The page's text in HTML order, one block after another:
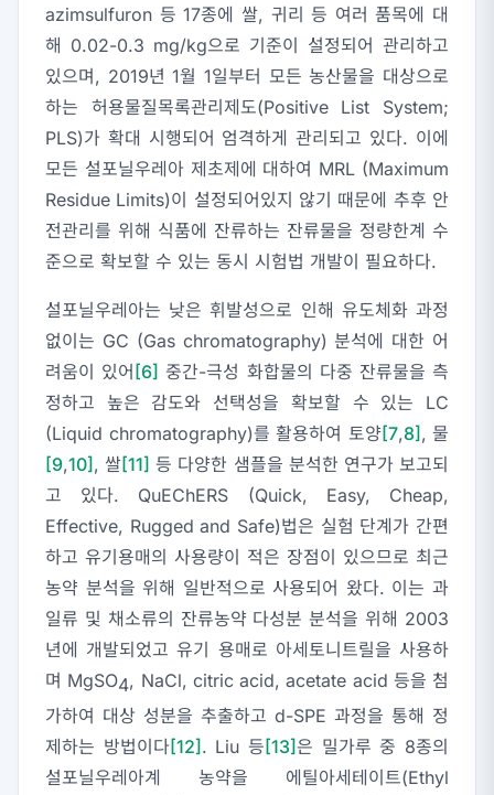
azimsulfuron 등 17종에 쌀, 귀리 등 여러 품목에 대
해 0.02-0.3 mg/kg으로 기준이 설정되어 관리하고
있으며, 2019년 1월 1일부터 모든 농산물을 대상으로
하는 허용물질목록관리제도(Positive List System;
PLS)가 확대 시행되어 엄격하게 관리되고 있다. 이에
모든 설포닐우레아 제초제에 대하여 MRL (Maximum
Residue Limits)이 설정되어있지 않기 때문에 추후 안
전관리를 위해 식품에 잔류하는 잔류물을 정량한계 수
준으로 확보할 수 있는 동시 시험법 개발이 필요하다.
설포닐우레아는 낮은 휘발성으로 인해 유도체화 과정
없이는 GC (Gas chromatography) 분석에 대한 어
려움이 있어 [6] 중간-극성 화합물의 다중 잔류물을 측
정하고 높은 감도와 선택성을 확보할 수 있는 LC
(Liquid chromatography)를 활용하여 토양 [7,8] , 물
[9,10] , 쌀[11] 등 다양한 샘플을 분석한 연구가 보고되
고 있다. QuEChERS (Quick, Easy, Cheap,
Effective, Rugged and Safe)법은 실험 단계가 간편
하고 유기용매의 사용량이 적은 장점이 있으므로 최근
농약 분석을 위해 일반적으로 사용되어 왔다. 이는 과
일류 및 채소류의 잔류농약 다성분 분석을 위해 2003
년에 개발되었고 유기 용매로 아세토니트릴을 사용하
며 MgSO4, NaCl, citric acid, acetate acid 등을 첨
가하여 대상 성분을 추출하고 d-SPE 과정을 통해 정
제하는 방법이다[12] . Liu 등 [13] 은 밀가루 중 8종의
설포닐우레아계 농약을 에틸아세테이트(Ethyl